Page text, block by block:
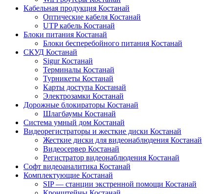
Кабельная продукция Костанай
Оптические кабеля Костанай
UTP кабель Костанай
Блоки питания Костанай
Блоки бесперебойного питания Костанай
СКУД Костанай
Sigur Костанай
Терминалы Костанай
Турникеты Костанай
Карты доступа Костанай
Электрозамки Костанай
Дорожные блокираторы Костанай
Шлагбаумы Костанай
Система умный дом Костанай
Видеорегистраторы и жесткие диски Костанай
Жесткие диски для видеонаблюдения Костанай
Видеосервер Костанай
Регистратор видеонаблюдения Костанай
Софт видеоаналитика Костанай
Комплектующие Костанай
SIP — станции экстренной помощи Костанай